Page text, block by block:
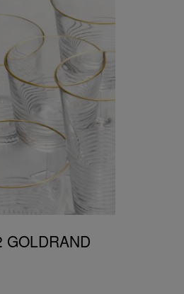
GOLDRAND